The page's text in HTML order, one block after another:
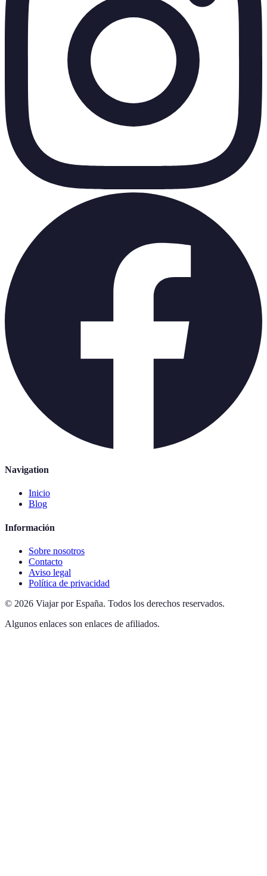
Navigation
Inicio
Blog
Información
Sobre nosotros
Contacto
Aviso legal
Política de privacidad
© 2026 Viajar por España. Todos los derechos reservados.
Algunos enlaces son enlaces de afiliados.